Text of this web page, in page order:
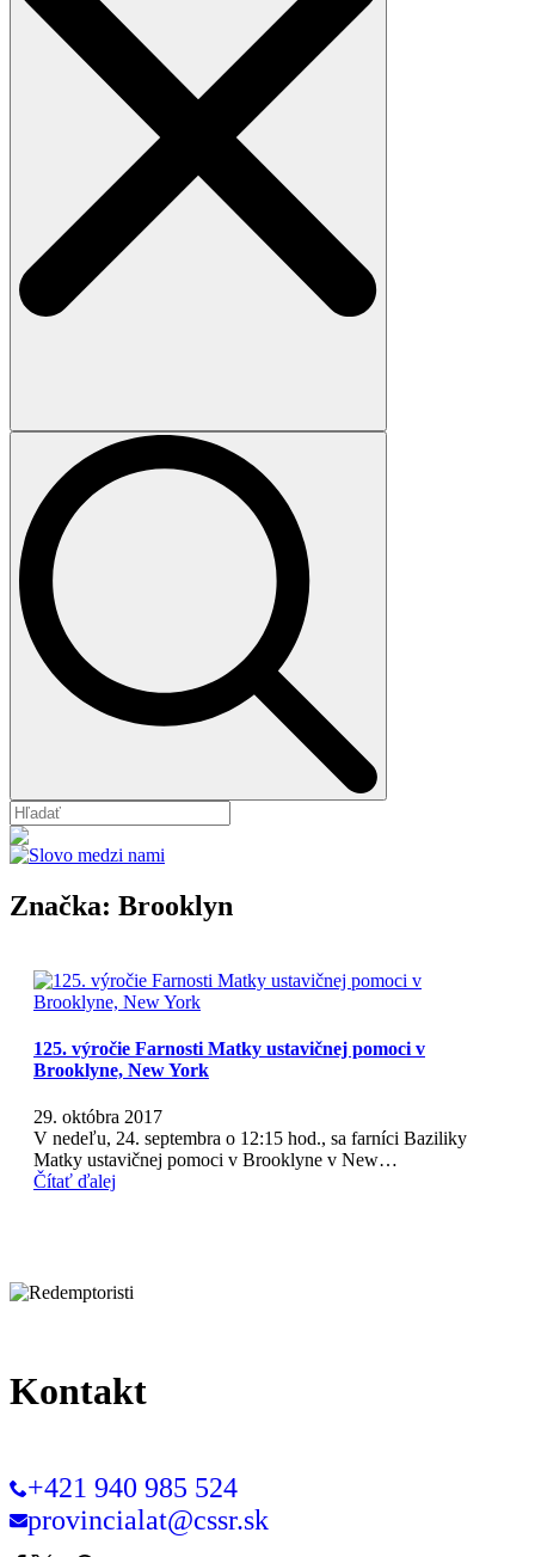
Značka: Brooklyn
125. výročie Farnosti Matky ustavičnej pomoci v
Brooklyne, New York
29. októbra 2017
V nedeľu, 24. septembra o 12:15 hod., sa farníci Baziliky
Matky ustavičnej pomoci v Brooklyne v New…
Čítať ďalej
Kontakt
+421 940 985 524
provincialat@cssr.sk